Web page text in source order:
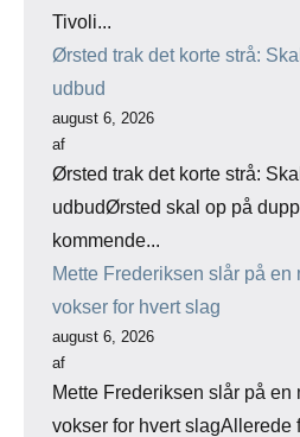
Tivoli...
Ørsted trak det korte strå:
udbud
august 6, 2026
af
Ørsted trak det korte strå:
udbudØrsted skal op på
kommende...
Mette Frederiksen slår på en
vokser for hvert slag
august 6, 2026
af
Mette Frederiksen slår på en
vokser for hvert slagAllerede